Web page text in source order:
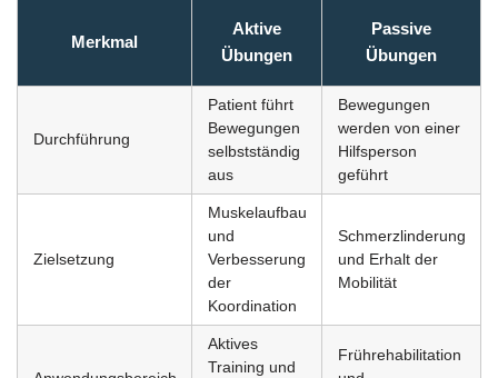
Merkmal
Aktive
Übungen
Passive
Übungen
Durchführung
Patient führt
Bewegungen
selbstständig
aus
Bewegungen
werden von einer
Hilfsperson
geführt
Zielsetzung
Muskelaufbau
und
Verbesserung
der
Koordination
Schmerzlinderung
und Erhalt der
Mobilität
Aktives
Training und
Frührehabilitation